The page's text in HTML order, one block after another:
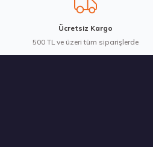
Ücretsiz Kargo
500 TL ve üzeri tüm siparişlerde